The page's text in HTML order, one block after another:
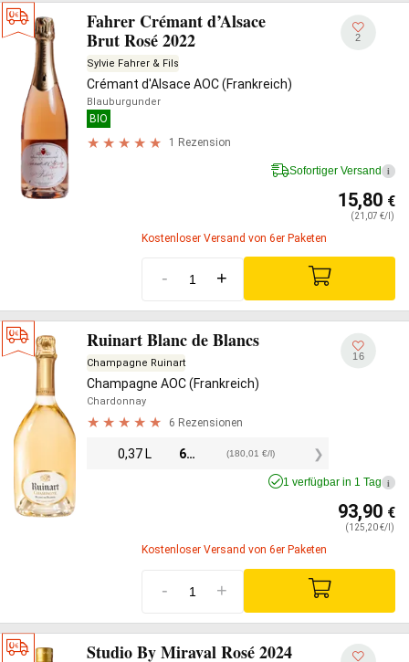
Fahrer Crémant d’Alsace
Brut Rosé 2022
Sylvie Fahrer & Fils
Crémant d'Alsace AOC (Frankreich)
Blauburgunder
BIO
1 Rezension
2
Sofortiger Versand i
15,80 €
(21,07 €/l)
Kostenloser Versand von 6er Paketen
- +
Ruinart Blanc de Blancs
Champagne Ruinart
Champagne AOC (Frankreich)
Chardonnay
6 Rezensionen
0,37 L 66,60 (180,01 €/l)
16
1 verfügbar in 1 Tag i
93,90 €
(125,20 €/l)
Kostenloser Versand von 6er Paketen
- +
Studio By Miraval Rosé 2024